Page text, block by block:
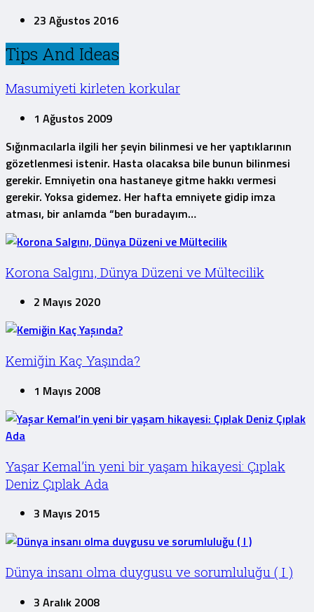
23 Ağustos 2016
Tips And Ideas
Masumiyeti kirleten korkular
1 Ağustos 2009
Sığınmacılarla ilgili her şeyin bilinmesi ve her yaptıklarının
gözetlenmesi istenir. Hasta olacaksa bile bunun bilinmesi
gerekir. Emniyetin ona hastaneye gitme hakkı vermesi
gerekir. Yoksa gidemez. Her hafta emniyete gidip imza
atması, bir anlamda “ben buradayım…
Korona Salgını, Dünya Düzeni ve Mültecilik
2 Mayıs 2020
Kemiğin Kaç Yaşında?
1 Mayıs 2008
Yaşar Kemal’in yeni bir yaşam hikayesi: Çıplak
Deniz Çıplak Ada
3 Mayıs 2015
Dünya insanı olma duygusu ve sorumluluğu ( I )
3 Aralık 2008